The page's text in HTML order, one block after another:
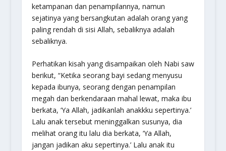
ketampanan dan penampilannya, namun
sejatinya yang bersangkutan adalah orang yang
paling rendah di sisi Allah, sebaliknya adalah
sebaliknya.
Perhatikan kisah yang disampaikan oleh Nabi saw
berikut, “Ketika seorang bayi sedang menyusu
kepada ibunya, seorang dengan penampilan
megah dan berkendaraan mahal lewat, maka ibu
berkata, ‘Ya Allah, jadikanlah anakkku sepertinya.’
Lalu anak tersebut meninggalkan susunya, dia
melihat orang itu lalu dia berkata, ‘Ya Allah,
jangan jadikan aku sepertinya.’ Lalu anak itu